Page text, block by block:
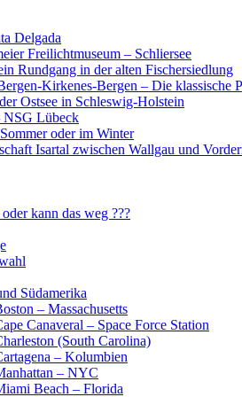
Delgada
Freilichtmuseum – Schliersee
Rundgang in der alten Fischersiedlung
Kirkenes-Bergen – Die klassische
Ostsee in Schleswig-Holstein
NSG Lübeck
oder im Winter
Isartal zwischen Wallgau und
kann das weg ???
Südamerika
– Massachusetts
Canaveral – Space Force Station
(South Carolina)
– Kolumbien
– NYC
Beach – Florida